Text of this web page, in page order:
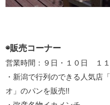
◉販売コーナー
営業時間：９日・１０日 １
・新潟で行列のできる人気店
オ」のパンを販売!!